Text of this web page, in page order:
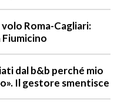
Roma-Cagliari:
Fiumicino
dal b&b perché mio
Il gestore smentisce